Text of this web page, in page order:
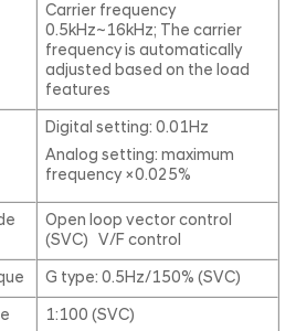
Carrier frequency
0.5kHz~16kHz; The carrier
frequency is automatically
adjusted based on the load
features
Digital setting: 0.01Hz
Analog setting: maximum
frequency ×0.025%
Open loop vector control
(SVC) V/F control
G type: 0.5Hz/150% (SVC)
1:100 (SVC)